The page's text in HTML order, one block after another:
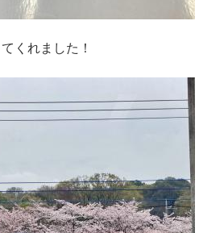
くれました！